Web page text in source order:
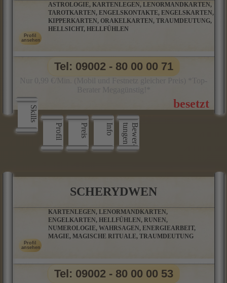
ASTROLOGIE, KARTENLEGEN, LENORMANDKARTEN,
TAROTKARTEN, ENGELSKONTAKTE, ENGELSKARTEN,
KIPPERKARTEN, ORAKELKARTEN, TRAUMDEUTUNG,
HELLSICHT, HELLFÜHLEN
Skills
Profil
Preis Info B
e
w
e
r
­
t
u
n
g
e
n
Tel: 09002 - 80 00 00 71
SCHERYDWEN
KARTENLEGEN, LENORMANDKARTEN,
ENGELKARTEN, HELLFÜHLEN, RUNEN,
NUMEROLOGIE, WAHRSAGEN, ENERGIEARBEIT,
MAGIE, MAGISCHE RITUALE, TRAUMDEUTUNG
Tel: 09002 - 80 00 00 53